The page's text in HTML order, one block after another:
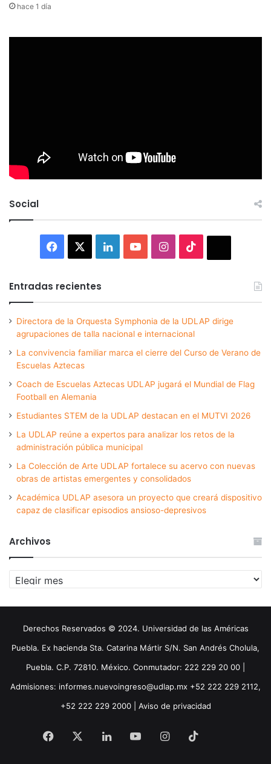
hace 1 día
Social
Facebook LinkedInYouTubeInstagram
Entradas recientes
Directora de la Orquesta Symphonia de la UDLAP dirige
agrupaciones de talla nacional e internacional
La convivencia familiar marca el cierre del Curso de Verano de
Escuelas Aztecas
Coach de Escuelas Aztecas UDLAP jugará el Mundial de Flag
Football en Alemania
Estudiantes STEM de la UDLAP destacan en el MUTVI 2026
La UDLAP reúne a expertos para analizar los retos de la
administración pública municipal
La Colección de Arte UDLAP fortalece su acervo con nuevas
obras de artistas emergentes y consolidados
Académica UDLAP asesora un proyecto que creará dispositivo
capaz de clasificar episodios ansioso-depresivos
Archivos
Archivos
Derechos Reservados © 2024. Universidad de las Américas
Puebla. Ex hacienda Sta. Catarina Mártir S/N. San Andrés Cholula,
Puebla. C.P. 72810. México. Conmutador: 222 229 20 00 |
Admisiones: informes.nuevoingreso@udlap.mx +52 222 229 2112,
+52 222 229 2000 | Aviso de privacidad
Facebook LinkedInYouTubeInstagram